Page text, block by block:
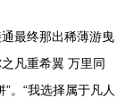
最终那出稀薄游曳
凡重希翼 万里同
。“我选择属于凡人